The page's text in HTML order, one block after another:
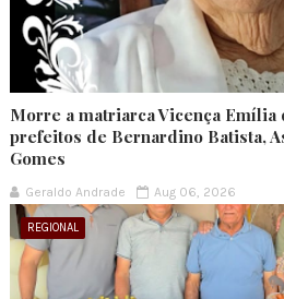
Morre a matriarca Vicença Emília
prefeitos de Bernardino Batista,
Gomes
Geraldo Andrade Aug 06, 2026
REGIONAL